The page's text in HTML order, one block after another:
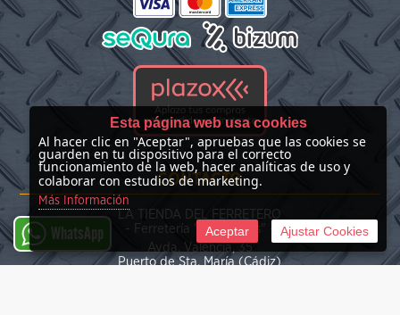
CONTACTO
LA TIENDA DEL FERRETERO
- Ferretería "Las Nieves" -
Avda. Valencia, 35
Puerto de Sta. María (Cádiz)
WhatsApp
Esta página web usa cookies
Al hacer clic en "Aceptar", apruebas que las cookies se
guarden en tu dispositivo para el correcto
funcionamiento de la web, hacer analíticas de uso y
colaborar con estudios de marketing.
Más Información
Aceptar Ajustar Cookies